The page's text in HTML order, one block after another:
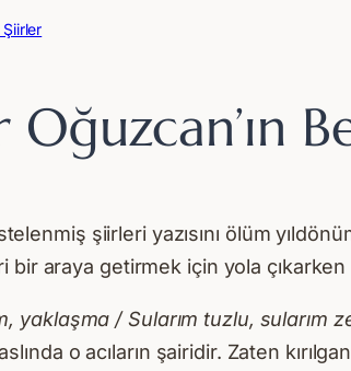
şiirleri yazısını ölüm
bir araya getirmek için yola
yaklaşma / Sularım tuzlu, sularım
o acıların şairidir. Zaten